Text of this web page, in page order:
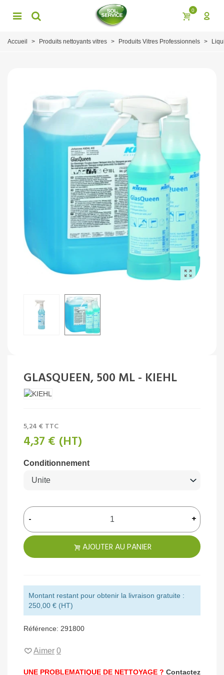
0
Accueil > Produits nettoyants vitres > Produits Vitres Professionnels >
GLASQUEEN, 500 ML - KIEHL
5,24 € TTC
4,37 € (HT)
Conditionnement
- +
AJOUTER AU PANIER
Montant restant pour obtenir la livraison gratuite :
250,00 € (HT)
Référence: 291800
Aimer 0
UNE PROBLEMATIQUE DE NETTOYAGE ? Contactez